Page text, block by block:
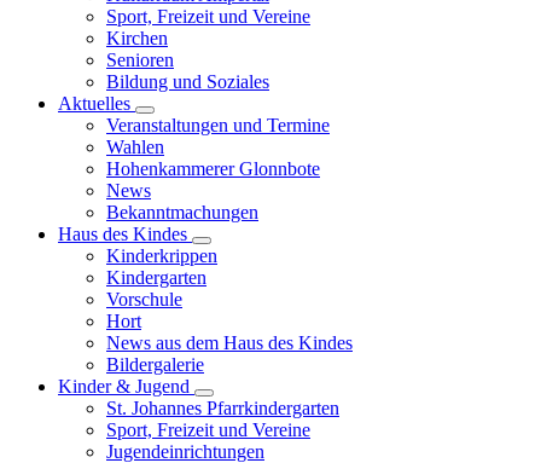
Sport, Freizeit und Vereine
Kirchen
Senioren
Bildung und Soziales
Aktuelles
Veranstaltungen und Termine
Wahlen
Hohenkammerer Glonnbote
News
Bekanntmachungen
Haus des Kindes
Kinderkrippen
Kindergarten
Vorschule
Hort
News aus dem Haus des Kindes
Bildergalerie
Kinder & Jugend
St. Johannes Pfarrkindergarten
Sport, Freizeit und Vereine
Jugendeinrichtungen